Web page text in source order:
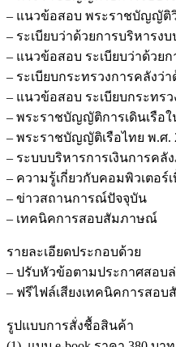
– แนวข้อสอบ พระราชบัญญัติ
– ระเบียบว่าด้วยการบริหาร
– แนวข้อสอบ ระเบียบว่าด้ว
– ระเบียบกระทรวงการคลังว่
– แนวข้อสอบ ระเบียบกระทร
– พระราชบัญญัติการเดินเรือ
– พระราชบัญญัติเรือไทย พ.ศ.
– ระบบบริหารการเงินการคลั
– ความรู้เกี่ยวกับคอมพิวเตอร์
– ข่าวสถานการณ์ปัจจุบัน
– เทคนิคการสอบสัมภาษณ์
รายละเอียดประกอบด้วย
– ปรับหัวข้อตามประกาศสอบ
– ฟรีไฟล์เสียงเทคนิคการสอ
รูปแบบการสั่งชื้อสินค้า